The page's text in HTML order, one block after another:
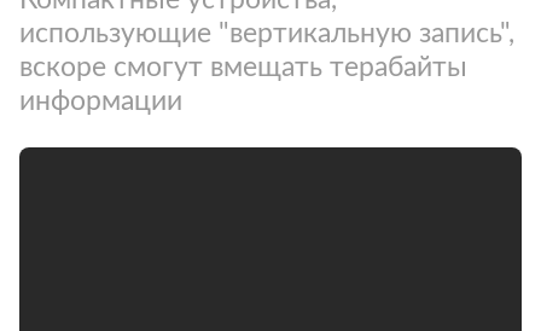
использующие "вертикальную запись",
вскоре смогут вмещать терабайты
информации